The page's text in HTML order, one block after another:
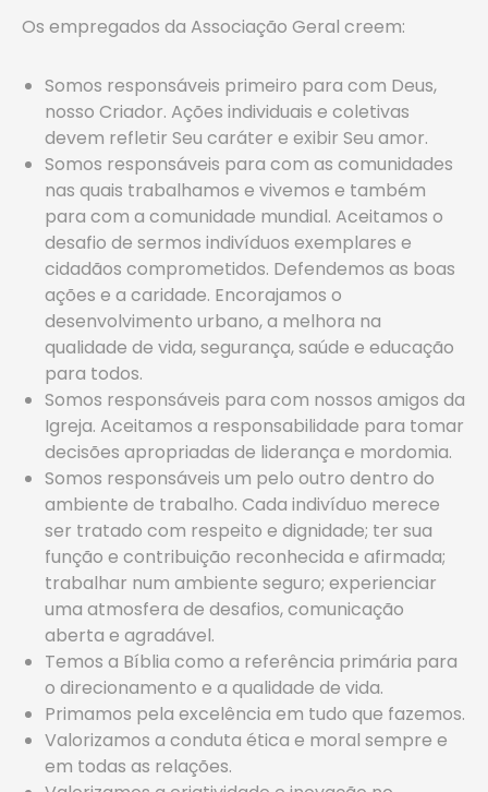
Os empregados da Associação Geral creem:
Somos responsáveis primeiro para com Deus,
nosso Criador. Ações individuais e coletivas
devem refletir Seu caráter e exibir Seu amor.
Somos responsáveis para com as comunidades
nas quais trabalhamos e vivemos e também
para com a comunidade mundial. Aceitamos o
desafio de sermos indivíduos exemplares e
cidadãos comprometidos. Defendemos as boas
ações e a caridade. Encorajamos o
desenvolvimento urbano, a melhora na
qualidade de vida, segurança, saúde e educação
para todos.
Somos responsáveis para com nossos amigos da
Igreja. Aceitamos a responsabilidade para tomar
decisões apropriadas de liderança e mordomia.
Somos responsáveis um pelo outro dentro do
ambiente de trabalho. Cada indivíduo merece
ser tratado com respeito e dignidade; ter sua
função e contribuição reconhecida e afirmada;
trabalhar num ambiente seguro; experienciar
uma atmosfera de desafios, comunicação
aberta e agradável.
Temos a Bíblia como a referência primária para
o direcionamento e a qualidade de vida.
Primamos pela excelência em tudo que fazemos.
Valorizamos a conduta ética e moral sempre e
em todas as relações.